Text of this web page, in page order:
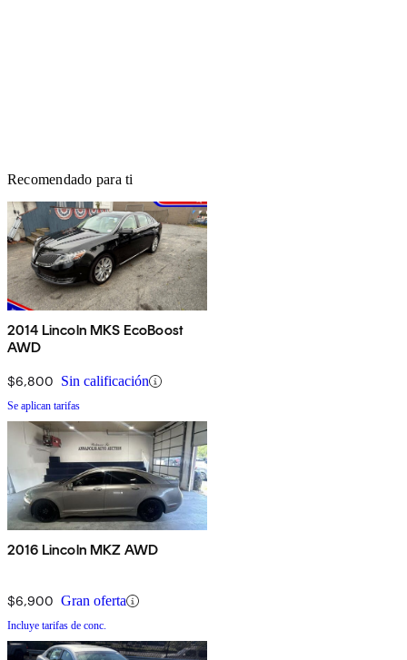
Recomendado para ti
2014 Lincoln MKS EcoBoost
AWD
$6,800 Sin calificación
Se aplican tarifas
2016 Lincoln MKZ AWD
$6,900 Gran oferta
Incluye tarifas de conc.